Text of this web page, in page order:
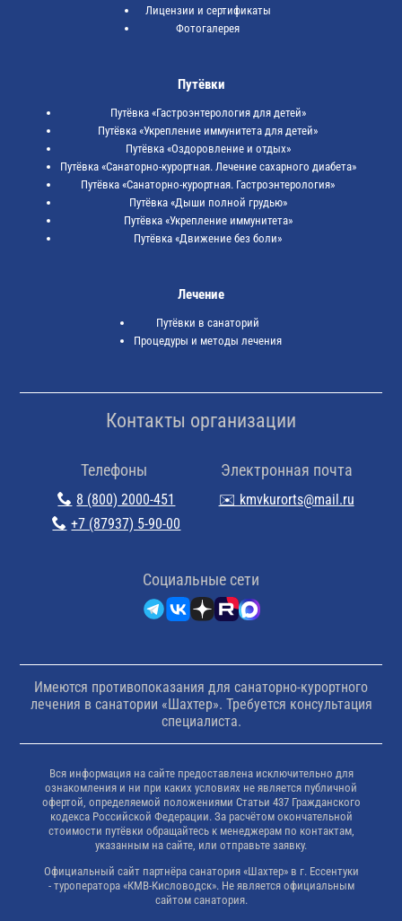
Лицензии и сертификаты
Фотогалерея
Путёвки
Путёвка «Гастроэнтерология для детей»
Путёвка «Укрепление иммунитета для детей»
Путёвка «Оздоровление и отдых»
Путёвка «Санаторно-курортная. Лечение сахарного диабета»
Путёвка «Санаторно-курортная. Гастроэнтерология»
Путёвка «Дыши полной грудью»
Путёвка «Укрепление иммунитета»
Путёвка «Движение без боли»
Лечение
Путёвки в санаторий
Процедуры и методы лечения
Контакты организации
Телефоны
8 (800) 2000-451
+7 (87937) 5-90-00
Электронная почта
✉️ kmvkurorts@mail.ru
Cоциальные сети
Имеются противопоказания для санаторно-курортного
лечения в санатории «Шахтер». Требуется консультация
специалиста.
Вся информация на сайте предоставлена исключительно для
ознакомления и ни при каких условиях не является публичной
офертой, определяемой положениями Статьи 437 Гражданского
кодекса Российской Федерации. За расчётом окончательной
стоимости путёвки обращайтесь к менеджерам по контактам,
указанным на сайте, или отправьте заявку.
Официальный сайт партнёра санатория «Шахтер» в г. Ессентуки
- туроператора «КМВ-Кисловодск». Не является официальным
сайтом санатория.